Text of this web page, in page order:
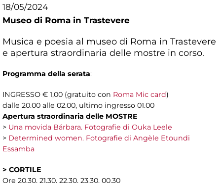
18/05/2024
Museo di Roma in Trastevere
Musica e poesia al museo di Roma in Trastevere
e apertura straordinaria delle mostre in corso.
Programma della serata:
INGRESSO € 1,00 (gratuito con Roma Mic card)
dalle 20.00 alle 02.00, ultimo ingresso 01.00
Apertura straordinaria delle MOSTRE
> Una movida Bárbara. Fotografie di Ouka Leele
> Determined women. Fotografie di Angèle Etoundi
Essamba
> CORTILE
Ore 20.30, 21.30, 22.30, 23.30, 00.30